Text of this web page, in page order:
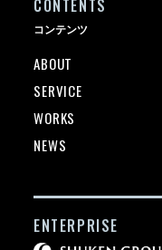
CONTENTS
コンテンツ
ABOUT
SERVICE
WORKS
NEWS
ENTERPRISE